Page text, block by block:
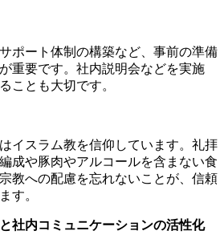
ポート体制の構築など、事前の準備
重要です。社内説明会などを実施
ことも大切です。
イスラム教を信仰しています。礼拝
成や豚肉やアルコールを含まない食
教への配慮を忘れないことが、信頼
す。
社内コミュニケーションの活性化